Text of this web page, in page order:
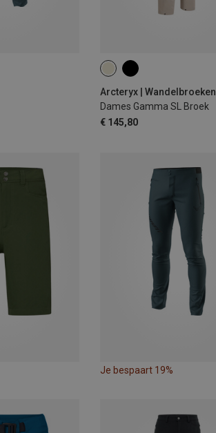
Arcteryx | Wandelbroeken
Dames Gamma SL Broek
€ 145,80
L XL
Je bespaart 19%